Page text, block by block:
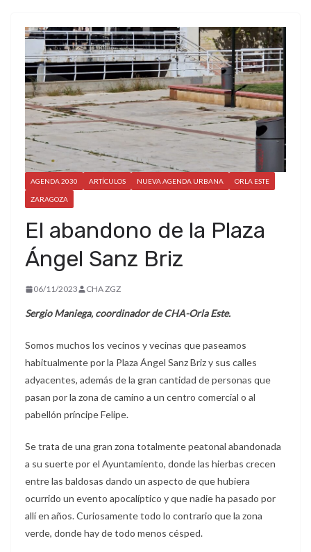
AGENDA 2030 ARTÍCULOS NUEVA AGENDA URBANA ORLA ESTE
ZARAGOZA
El abandono de la Plaza
Ángel Sanz Briz
06/11/2023 CHA ZGZ
Sergio Maniega, coordinador de CHA-Orla Este.
Somos muchos los vecinos y vecinas que paseamos
habitualmente por la Plaza Ángel Sanz Briz y sus calles
adyacentes, además de la gran cantidad de personas que
pasan por la zona de camino a un centro comercial o al
pabellón príncipe Felipe.
Se trata de una gran zona totalmente peatonal abandonada
a su suerte por el Ayuntamiento, donde las hierbas crecen
entre las baldosas dando un aspecto de que hubiera
ocurrido un evento apocalíptico y que nadie ha pasado por
allí en años. Curiosamente todo lo contrario que la zona
verde, donde hay de todo menos césped.